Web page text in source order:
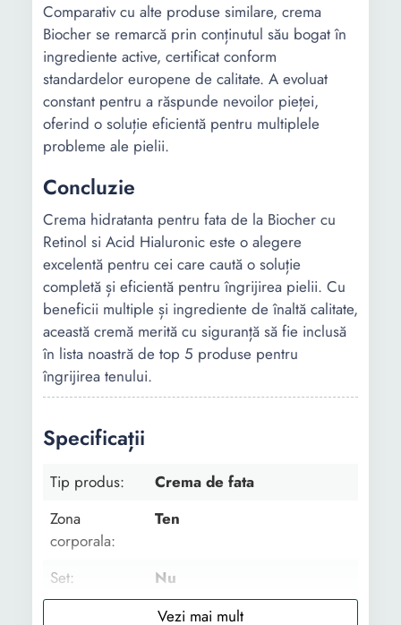
Comparativ cu alte produse similare, crema
Biocher se remarcă prin conținutul său bogat în
ingrediente active, certificat conform
standardelor europene de calitate. A evoluat
constant pentru a răspunde nevoilor pieței,
oferind o soluție eficientă pentru multiplele
probleme ale pielii.
Concluzie
Crema hidratanta pentru fata de la Biocher cu
Retinol si Acid Hialuronic este o alegere
excelentă pentru cei care caută o soluție
completă și eficientă pentru îngrijirea pielii. Cu
beneficii multiple și ingrediente de înaltă calitate,
această cremă merită cu siguranță să fie inclusă
în lista noastră de top 5 produse pentru
îngrijirea tenului.
Specificații
Tip produs:
Crema de fata
Zona
corporala:
Ten
Set:
Nu
Zi Noapte